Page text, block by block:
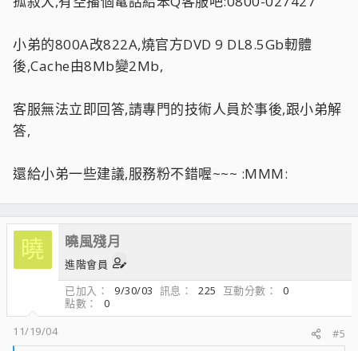
小弟的800A改822A,燒官方DVD 9 DL8.5Gb軔體
後,Cache由8Mb變2Mb,
客服無法立即回答,請專門的技術人員於事後,跟小弟解
答,
還給小弟一些建議,服務粉不錯喔~~~ :MMM:
曉 曉風殘月
進階會員
已加入
9/30/03 訊息 225 互動分數
0
點數
0
11/19/04
#5